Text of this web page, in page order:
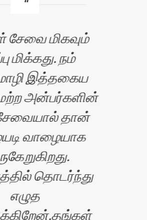
மிகவும்
மிக்கது. நம்
இத்தகைய
அன்பர்களின்
தான்
வாழையாக
தொடர்ந்து
எழுத